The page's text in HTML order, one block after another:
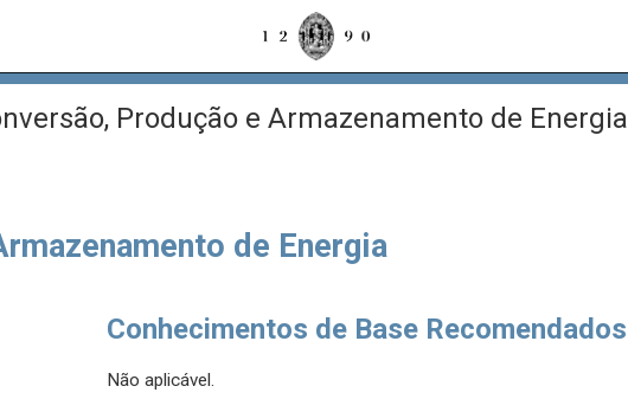
Produção e Armazenamento de Energia
de Energia
Conhecimentos de Base Recomendados
Não aplicável.